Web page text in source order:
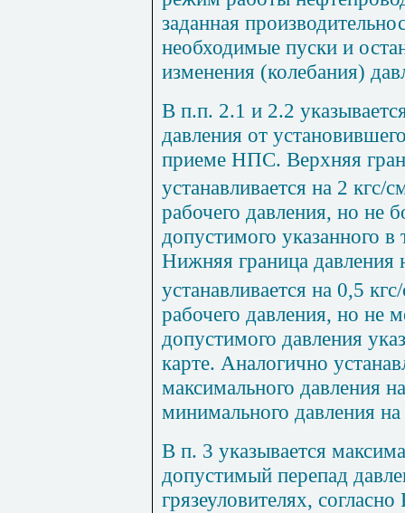
заданная
необходимые пуски и
изменения (колебания)
В п.п. 2.1 и 2.2
давления от
приеме НПС. Верхняя
устанавливается на 2 кгс/
рабочего давления, но не
допустимого указанного в
Нижняя граница
устанавливается на 0,5
рабочего давления, но не
допустимого давления
карте. Аналогично
максимального давления
минимального давления
В п. 3 указывается
допустимый перепад
грязеуловителях,